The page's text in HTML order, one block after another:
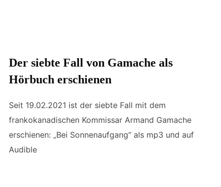
Der siebte Fall von Gamache als
Hörbuch erschienen
Seit 19.02.2021 ist der siebte Fall mit dem
frankokanadischen Kommissar Armand Gamache
erschienen: „Bei Sonnenaufgang“ als mp3 und auf
Audible